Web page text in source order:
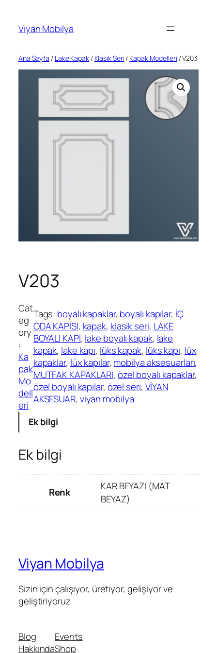
Viyan Mobilya
Ana Sayfa / Lake Kapak/ Klasik Seri / Kapak Modelleri / V203
V203
Cat
eg
ory
:
Ka
pak
Mo
dell
eri
Tags: boyalı kapaklar, boyalı kapılar, İÇ
ODA KAPISI, kapak, klasik seri, LAKE
BOYALI KAPI, lake boyalı kapak, lake
kapak, lake kapı, lüks kapak, lüks kapı, lüx
kapaklar, lüx kapılar, mobilya aksesuarları
MUTFAK KAPAKLARI, özel boyalı kapaklar
özel boyalı kapılar, özel seri, VİYAN
AKSESUAR, viyan mobilya
Ek bilgi
Ek bilgi
Renk
KAR BEYAZI (MAT
BEYAZ)
Viyan Mobilya
Sizin için çalışıyor, üretiyor, gelişiyor ve
geliştiriyoruz
Blog
Hakkında
Events
Shop